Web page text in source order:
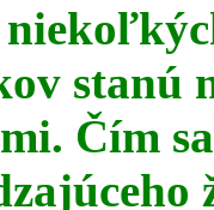
stanú
Čím